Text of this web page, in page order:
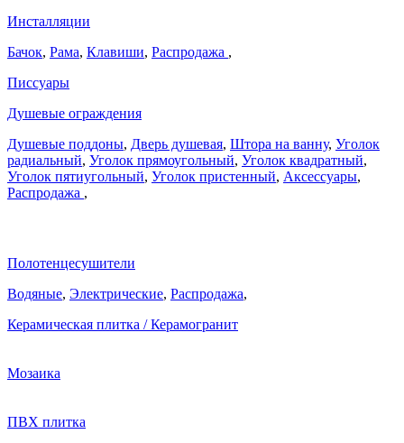
Инсталляции
Бачок, Рама, Клавиши, Распродажа ,
Писсуары
Душевые ограждения
Душевые поддоны, Дверь душевая, Штора на ванну, Уголок
радиальный, Уголок прямоугольный, Уголок квадратный,
Уголок пятиугольный, Уголок пристенный, Аксессуары,
Распродажа ,
Полотенцесушители
Водяные, Электрические, Распродажа,
Керамическая плитка / Керамогранит
Мозаика
ПВХ плитка